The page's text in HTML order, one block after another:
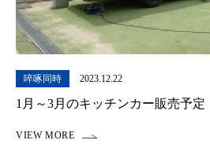
啐啄同時 2023.12.22
1月～3月のキッチンカー販売予定